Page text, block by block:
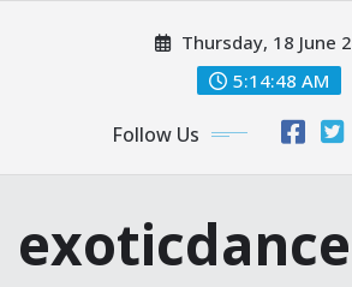
Thursday, 18 June
5:14:49 AM
Follow Us